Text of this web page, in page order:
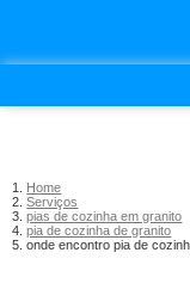
Home
Serviços
pias de cozinha em granito
pia de cozinha de granito
onde encontro pia de